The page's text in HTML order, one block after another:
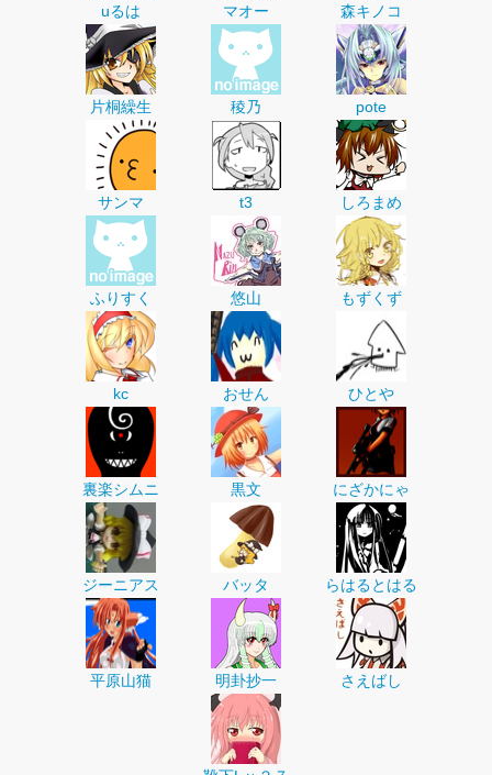
uるは マオー 森キノコ
片桐繰生 稜乃 pote
サンマ t3 しろまめ
ふりすく 悠山 もずくず
kc おせん ひとや
裏楽シムニ 黒文 にざかにゃ
ジーニアス バッタ らはるとはる
平原山猫 明卦抄一 さえばし